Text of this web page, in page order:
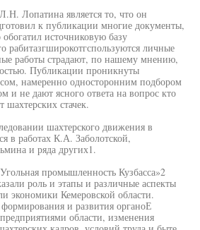
Лопатина является то, что он
к публикации многие документы,
источниковую базу
рабитазгширокотгспользуются личные
работы страдают, по нашему мнению,
Публикации проникнуты
намеренно односторонним подбором
и не дают ясного ответа на вопрос кто
шахтерских стачек.
шахтерского движения в
в работах К.А. Заболотской,
и ряда других1.
промышленность Кузбасса»2
роль и этапы и различные аспекты
экономики Кемеровской области.
и развития органоЕ
области, изменения